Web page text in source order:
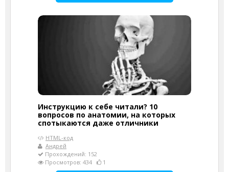
Инструкцию к себе читали? 10
вопросов по анатомии, на которых
спотыкаются даже отличники
HTML-код
Андрей
Прохождений: 152
Просмотров: 434
1